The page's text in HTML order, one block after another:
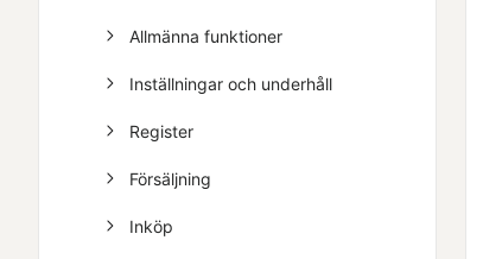
Allmänna funktioner
Inställningar och underhåll
Register
Försäljning
Inköp